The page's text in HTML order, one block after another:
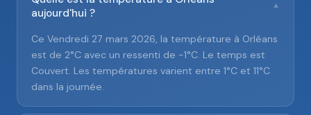
aujourd'hui ?
▼
Ce Vendredi 27 mars 2026, la température à Orléans
est de 2°C avec un ressenti de -1°C. Le temps est
Couvert. Les températures varient entre 1°C et 11°C
dans la journée.